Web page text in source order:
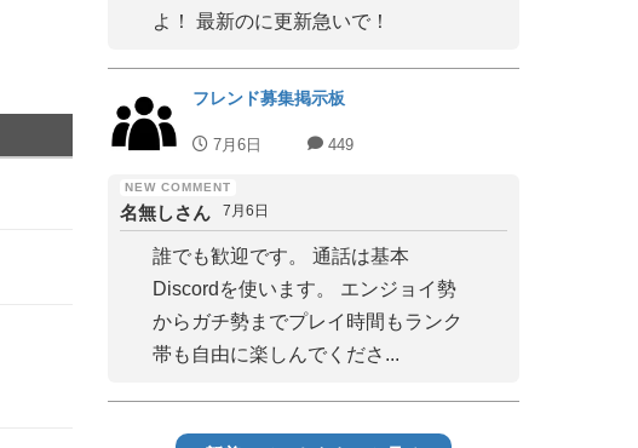
よ！ 最新のに更新急いで！
フレンド募集掲示板
7月6日 449
名無しさん 7月6日
誰でも歓迎です。 通話は基本
Discordを使います。 エンジョイ勢
からガチ勢までプレイ時間もランク
帯も自由に楽しんでくださ...